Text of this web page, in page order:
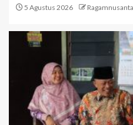
5 Agustus 2026